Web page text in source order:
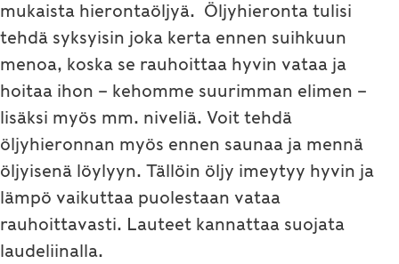
mukaista hierontaöljyä. Öljyhieronta tulisi
tehdä syksyisin joka kerta ennen suihkuun
menoa, koska se rauhoittaa hyvin vataa ja
hoitaa ihon – kehomme suurimman elimen –
lisäksi myös mm. niveliä. Voit tehdä
öljyhieronnan myös ennen saunaa ja mennä
öljyisenä löylyyn. Tällöin öljy imeytyy hyvin ja
lämpö vaikuttaa puolestaan vataa
rauhoittavasti. Lauteet kannattaa suojata
laudeliinalla.